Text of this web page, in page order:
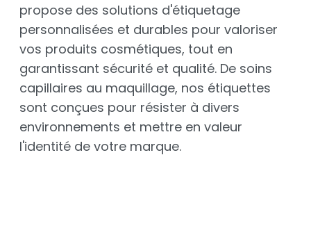
propose des solutions d'étiquetage
personnalisées et durables pour valoriser
vos produits cosmétiques, tout en
garantissant sécurité et qualité. De soins
capillaires au maquillage, nos étiquettes
sont conçues pour résister à divers
environnements et mettre en valeur
l'identité de votre marque.